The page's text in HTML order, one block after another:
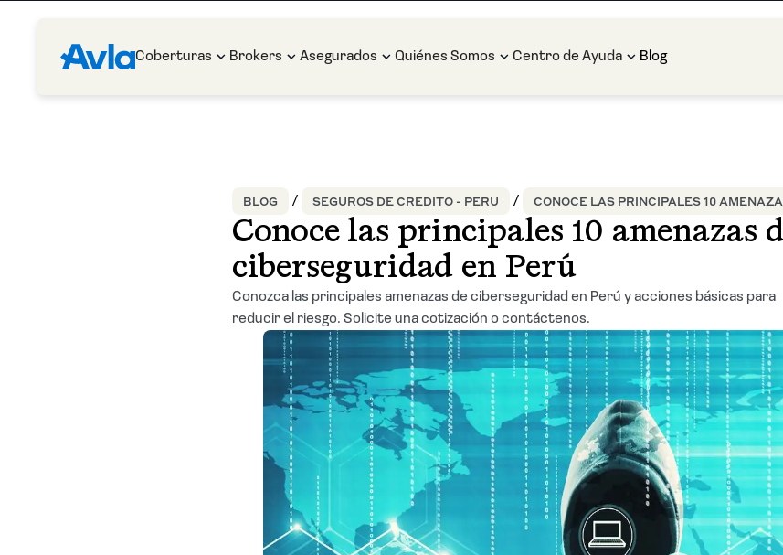
Coberturas Brokers Asegurados Quiénes Somos Centro de Ayuda Blog
BLOG SEGUROS DE CREDITO - PERU CONOCE LAS PRINCIPALES 10
Conoce las principales 10 amenazas
ciberseguridad en Perú
Conozca las principales amenazas de ciberseguridad en Perú y acciones básicas para
reducir el riesgo. Solicite una cotización o contáctenos.